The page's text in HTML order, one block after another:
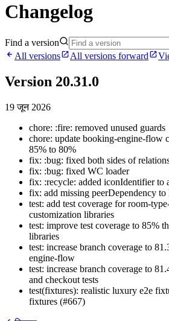
Changelog
Find a version
All versions
All versions forward
Version 20.31.0
19 जून 2026
chore: :fire: removed unused guards
chore: update booking-engine-flow
85% to 80%
fix: :bug: fixed both sides of
fix: :bug: fixed WC loader
fix: :recycle: added iconIdentifier to
fix: add missing peerDependency to
test: add test coverage for room-
customization libraries
test: improve test coverage to 85%
libraries
test: increase branch coverage to
engine-flow
test: increase branch coverage to
and checkout tests
test(fixtures): realistic luxury e2e
fixtures (#667)